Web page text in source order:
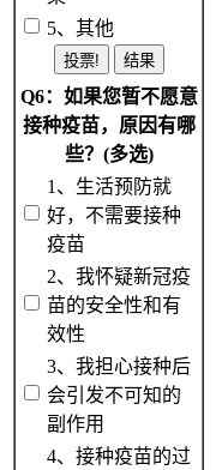
5、其他
Q6：如果您暂不愿意
接种疫苗，原因有哪
些？(多选)
1、生活预防就
好，不需要接种
疫苗
2、我怀疑新冠疫
苗的安全性和有
效性
3、我担心接种后
会引发不可知的
副作用
4、接种疫苗的过